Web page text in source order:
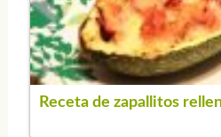
Receta de zapallitos